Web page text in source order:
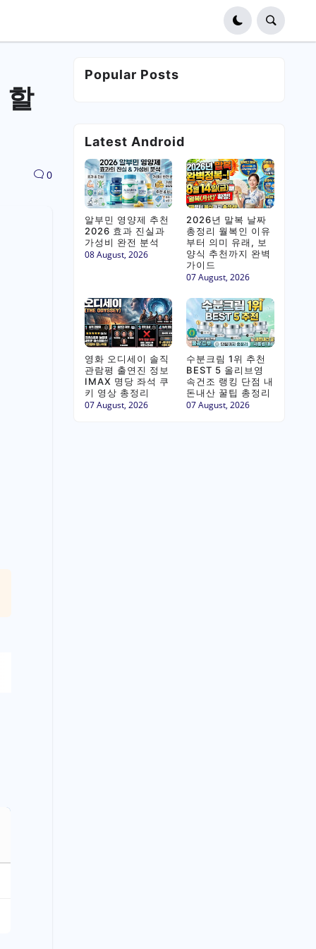
할
0
Popular Posts
Latest Android
알부민 영양제 추천
2026 효과 진실과
가성비 완전 분석
08 August, 2026
2026년 말복 날짜
총정리 월복인 이유
부터 의미 유래, 보
양식 추천까지 완벽
가이드
07 August, 2026
영화 오디세이 솔직
관람평 출연진 정보
IMAX 명당 좌석 쿠
키 영상 총정리
07 August, 2026
수분크림 1위 추천
BEST 5 올리브영
속건조 랭킹 단점 내
돈내산 꿀팁 총정리
07 August, 2026